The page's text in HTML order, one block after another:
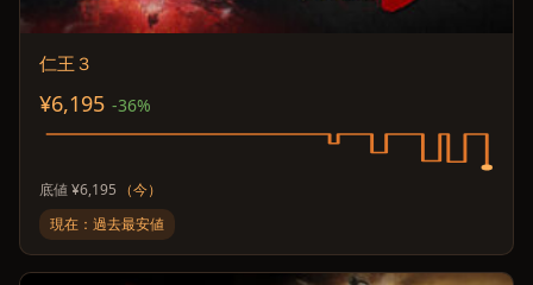
仁王３
¥6,195 -36%
底値 ¥6,195 （今）
現在：過去最安値